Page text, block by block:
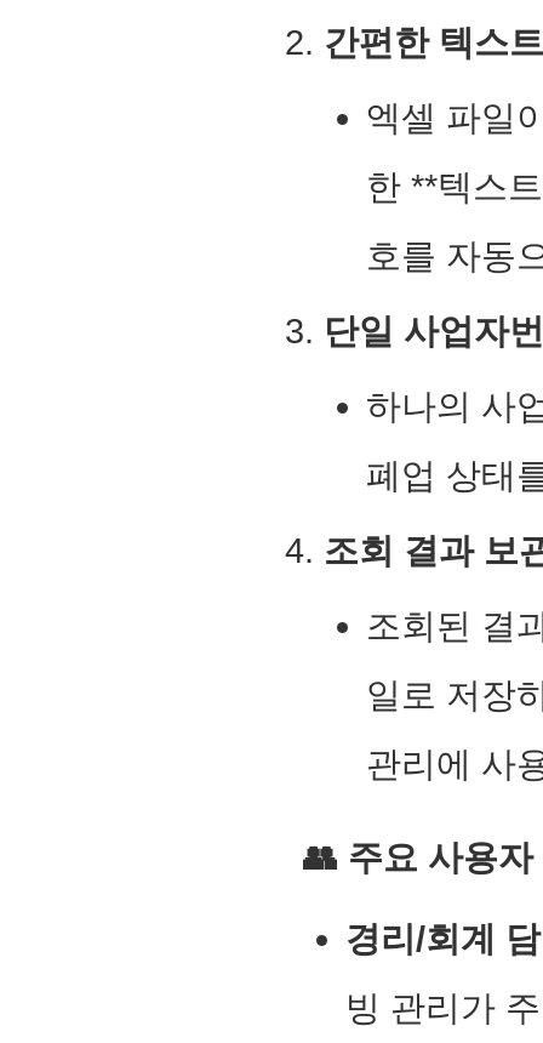
간편한 텍스
엑셀 파일
한 **텍스
호를 자동
단일 사업자
하나의 사
폐업 상태
조회 결과 보
조회된 결
일로 저장
관리에 사
👥 주요 사용
경리/회계
빙 관리가